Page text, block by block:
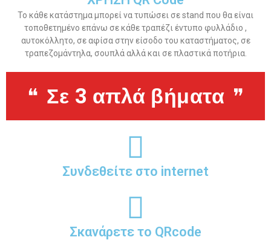
Το κάθε κατάστημα μπορεί να τυπώσει σε stand που θα είναι
τοποθετημένο επάνω σε κάθε τραπέζι έντυπο φυλλάδιο ,
αυτοκόλλητο, σε αφίσα στην είσοδο του καταστήματος, σε
τραπεζομάντηλα, σουπλά αλλά και σε πλαστικά ποτήρια.
Σε 3 απλά βήματα
Συνδεθείτε στο internet
Σκανάρετε το QRcode